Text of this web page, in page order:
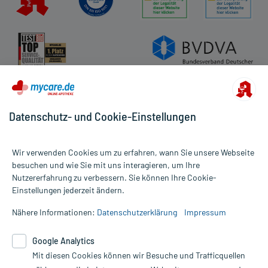
Alle Preise gelten inkl. MwSt., ggf. zzgl. Versandkosten
Informationen auf dieser Website werden ausschließlich für
die Untersuchung und Behandlung durch einen Arzt. Bitte
Therapien eingeleitet werden können. | Diese Webseite benutzt
Google Analytics. Lesen Sie bitte dazu die wichtigen Hinweise in
Datenschutz- und Cookie-Einstellungen
Wir verwenden Cookies um zu erfahren, wann Sie unsere Webseite
besuchen und wie Sie mit uns interagieren, um Ihre
Nutzererfahrung zu verbessern. Sie können Ihre Cookie-
Einstellungen jederzeit ändern.
Nähere Informationen: Datenschutzerklärung Impressum
Google Analytics
Mit diesen Cookies können wir Besuche und Trafficquellen